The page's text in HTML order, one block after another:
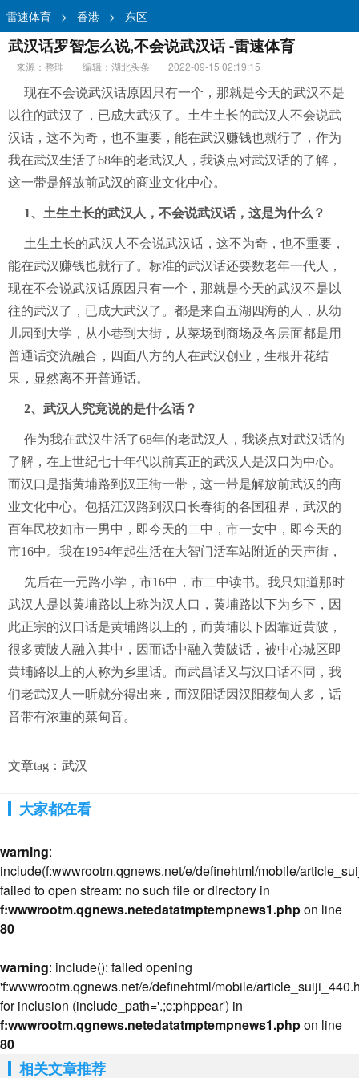
雷速体育 > 香港 > 东区
武汉话罗智怎么说,不会说武汉话 -雷速体育
来源：整理 编辑：湖北头条
2022-09-15 02:19:15
现在不会说武汉话原因只有一个，那就是今天的武汉不是
以往的武汉了，已成大武汉了。土生土长的武汉人不会说武
汉话，这不为奇，也不重要，能在武汉赚钱也就行了，作为
我在武汉生活了68年的老武汉人，我谈点对武汉话的了解，
这一带是解放前武汉的商业文化中心。
1、土生土长的武汉人，不会说武汉话，这是为什么？
土生土长的武汉人不会说武汉话，这不为奇，也不重要，
能在武汉赚钱也就行了。标准的武汉话还要数老年一代人，
现在不会说武汉话原因只有一个，那就是今天的武汉不是以
往的武汉了，已成大武汉了。都是来自五湖四海的人，从幼
儿园到大学，从小巷到大街，从菜场到商场及各层面都是用
普通话交流融合，四面八方的人在武汉创业，生根开花结
果，显然离不开普通话。
2、武汉人究竟说的是什么话？
作为我在武汉生活了68年的老武汉人，我谈点对武汉话的
了解，在上世纪七十年代以前真正的武汉人是汉口为中心。
而汉口是指黄埔路到汉正街一带，这一带是解放前武汉的商
业文化中心。包括江汉路到汉口长春街的各国租界，武汉的
百年民校如市一男中，即今天的二中，市一女中，即今天的
市16中。我在1954年起生活在大智门活车站附近的天声街，
先后在一元路小学，市16中，市二中读书。我只知道那时
武汉人是以黄埔路以上称为汉人口，黄埔路以下为乡下，因
此正宗的汉口话是黄埔路以上的，而黄埔以下因靠近黄陂，
很多黄陂人融入其中，因而话中融入黄陂话，被中心城区即
黄埔路以上的人称为乡里话。而武昌话又与汉口话不同，我
们老武汉人一听就分得出来，而汉阳话因汉阳蔡甸人多，话
音带有浓重的菜甸音。
文章tag： 武汉
大家都在看
warning:
include(f:wwwrootm.qgnews.net/e/definehtml/mobile/
failed to open stream: no such file or directory in
f:wwwrootm.qgnews.netedatatmptempnews1.phpon line
80
warning: include(): failed opening
'f:wwwrootm.qgnews.net/e/definehtml/mobile/
for inclusion (include_path='.;c:phppear') in
f:wwwrootm.qgnews.netedatatmptempnews1.phpon line
80
相关文章推荐